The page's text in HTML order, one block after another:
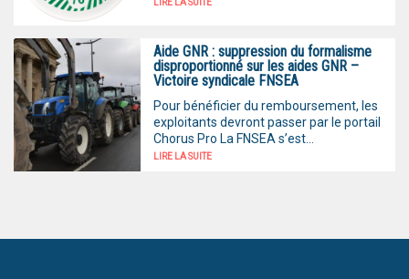
LIRE LA SUITE
Aide GNR : suppression du formalisme
disproportionné sur les aides GNR –
Victoire syndicale FNSEA
Pour bénéficier du remboursement, les
exploitants devront passer par le portail
Chorus Pro La FNSEA s’est...
LIRE LA SUITE